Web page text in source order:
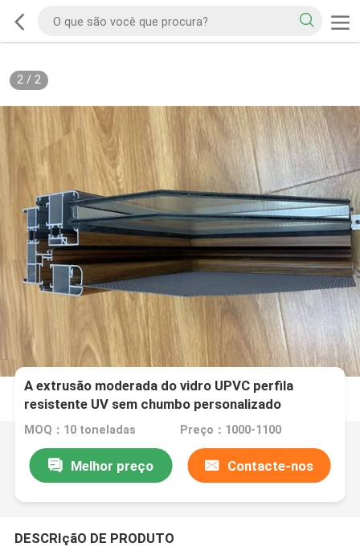
2/ 2
A extrusão moderada do vidro UPVC perfila
resistente UV sem chumbo personalizado
MOQ：10 toneladas Preço：1000-1100
Melhor preço Contacte-nos
DESCRIçãO DE PRODUTO